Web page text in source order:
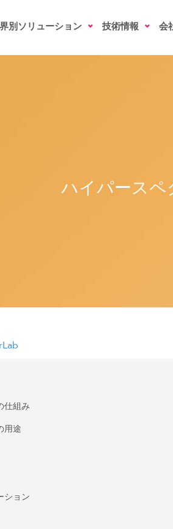
別ソリューション 技術情報 会
ハイパースペ
仕組み
用途
ション